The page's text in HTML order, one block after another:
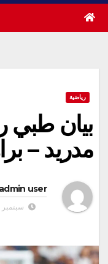
رياضية
بيان
مدريد –
admin user
سبتمبر 15, 2024